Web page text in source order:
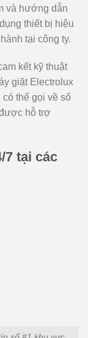
và hướng dẫn
thiết bị hiệu
tại công ty.
kết kỹ thuật
giặt Electrolux
có thể gọi về số
hỗ trợ
7 tại các